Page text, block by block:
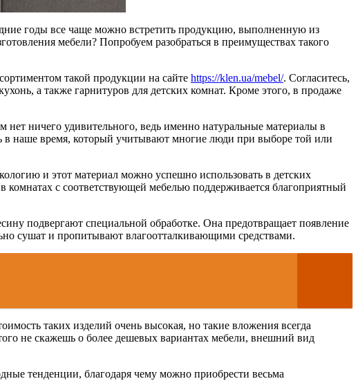
годы все чаще можно встретить продукцию, выполненную из
мебели? Попробуем разобраться в преимуществах такого
такой продукции на сайте https://klen.ua/mebel/. Согласитесь,
а также гарнитуров для детских комнат. Кроме этого, в продаже
ничего удивительного, ведь именно натуральные материалы в
в наше время, который учитывают многие люди при выборе той или
и этот материал можно успешно использовать в детских
с соответствующей мебелью поддерживается благоприятный
подвергают специальной обработке. Она предотвращает появление
сушат и пропитывают влагоотталкивающими средствами.
таких изделий очень высокая, но такие вложения всегда
не скажешь о более дешевых вариантах мебели, внешний вид
тенденции, благодаря чему можно приобрести весьма